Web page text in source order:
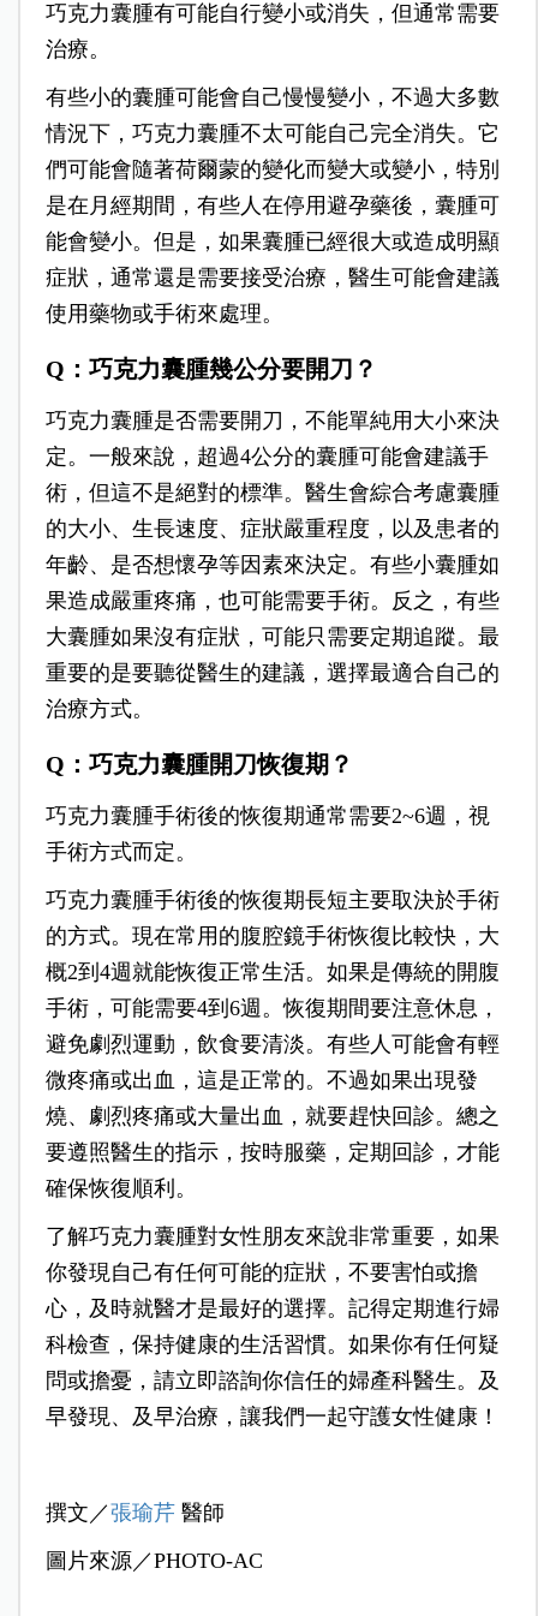
巧克力囊腫有可能自行變小或消失，但通常需要
治療。
有些小的囊腫可能會自己慢慢變小，不過大多數
情況下，巧克力囊腫不太可能自己完全消失。它
們可能會隨著荷爾蒙的變化而變大或變小，特別
是在月經期間，有些人在停用避孕藥後，囊腫可
能會變小。但是，如果囊腫已經很大或造成明顯
症狀，通常還是需要接受治療，醫生可能會建議
使用藥物或手術來處理。
Q：巧克力囊腫幾公分要開刀？
巧克力囊腫是否需要開刀，不能單純用大小來決
定。一般來說，超過4公分的囊腫可能會建議手
術，但這不是絕對的標準。醫生會綜合考慮囊腫
的大小、生長速度、症狀嚴重程度，以及患者的
年齡、是否想懷孕等因素來決定。有些小囊腫如
果造成嚴重疼痛，也可能需要手術。反之，有些
大囊腫如果沒有症狀，可能只需要定期追蹤。最
重要的是要聽從醫生的建議，選擇最適合自己的
治療方式。
Q：巧克力囊腫開刀恢復期？
巧克力囊腫手術後的恢復期通常需要2~6週，視
手術方式而定。
巧克力囊腫手術後的恢復期長短主要取決於手術
的方式。現在常用的腹腔鏡手術恢復比較快，大
概2到4週就能恢復正常生活。如果是傳統的開腹
手術，可能需要4到6週。恢復期間要注意休息，
避免劇烈運動，飲食要清淡。有些人可能會有輕
微疼痛或出血，這是正常的。不過如果出現發
燒、劇烈疼痛或大量出血，就要趕快回診。總之
要遵照醫生的指示，按時服藥，定期回診，才能
確保恢復順利。
了解巧克力囊腫對女性朋友來說非常重要，如果
你發現自己有任何可能的症狀，不要害怕或擔
心，及時就醫才是最好的選擇。記得定期進行婦
科檢查，保持健康的生活習慣。如果你有任何疑
問或擔憂，請立即諮詢你信任的婦產科醫生。及
早發現、及早治療，讓我們一起守護女性健康！
撰文／張瑜芹醫師
圖片來源／PHOTO-AC